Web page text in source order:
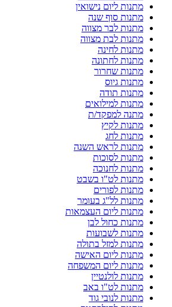
מתנות ליום נישואין
מתנות סוף שנה
מתנות לבר מצווה
מתנות לבת מצווה
מתנות לחינה
מתנות לחתונה
מתנות שחרור
מתנות גיוס
מתנות תודה
מתנות למילואים
מתנה למפקד/ת
מתנות לקיץ
מתנות לחג
מתנות לראש השנה
מתנות לסוכות
מתנות לחנוכה
מתנות לט"ו בשבט
מתנות לפורים
מתנות לל"ג בעומר
מתנות ליום העצמאות
מתנות כחול לבן
מתנות לשבועות
מתנות למזל בתולה
מתנות ליום האישה
מתנות ליום המשפחה
מתנות לולנטיין
מתנות לט"ו באב
מתנות לנובי גוד